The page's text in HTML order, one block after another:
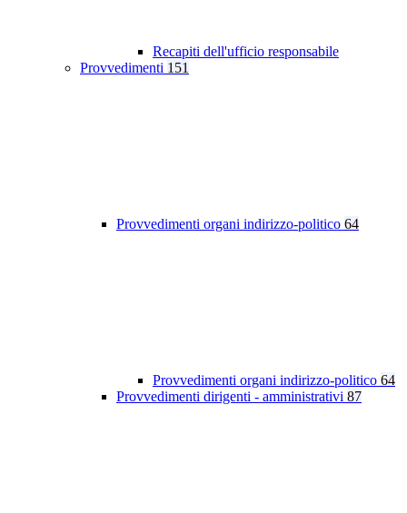
Recapiti dell'ufficio responsabile
Provvedimenti 151
Provvedimenti organi indirizzo-politico 64
Provvedimenti organi indirizzo-politico 64
Provvedimenti dirigenti - amministrativi 87